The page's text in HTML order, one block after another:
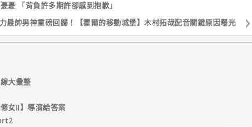
憂 「背負許多期許卻感到抱歉」
最帥男神重磅回歸！【霍爾的移動城堡】木村拓哉配音關鍵原因曝光
大彙整
女II】導演給答案